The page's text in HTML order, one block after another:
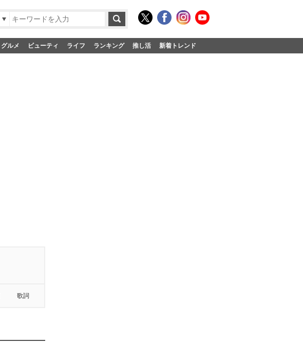
グルメ ビューティ ライフ ランキング 推し活 新着トレンド
歌詞